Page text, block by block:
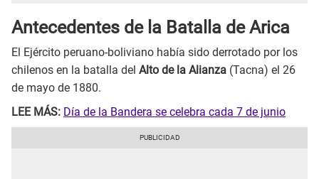
Antecedentes de la Batalla de Arica
El Ejército peruano-boliviano había sido derrotado por los
chilenos en la batalla del Alto de la Alianza (Tacna) el 26
de mayo de 1880.
LEE MÁS: Día de la Bandera se celebra cada 7 de junio